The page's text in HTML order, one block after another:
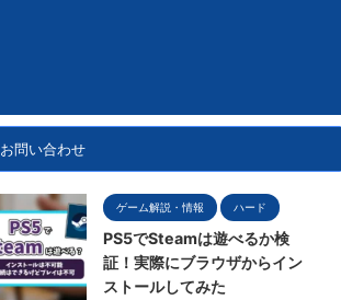
お問い合わせ
ゲーム解説・情報 ハード
PS5でSteamは遊べるか検
証！実際にブラウザからイン
ストールしてみた